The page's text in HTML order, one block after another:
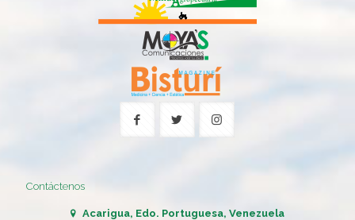
Contáctenos
Acarigua, Edo. Portuguesa, Venezuela